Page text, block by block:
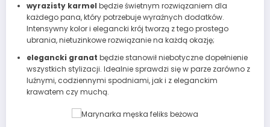
wyrazisty karmel będzie świetnym rozwiązaniem dla
każdego pana, który potrzebuje wyraźnych dodatków.
Intensywny kolor i elegancki krój tworzą z tego prostego
ubrania, nietuzinkowe rozwiązanie na każdą okazję;
elegancki granat będzie stanowił niebotyczne dopełnienie
wszystkich stylizacji. Idealnie sprawdzi się w parze zarówno z
luźnymi, codziennymi spodniami, jak i z eleganckim
krawatem czy muchą.